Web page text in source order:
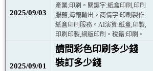
2025/09/03
產業:印刷。關鍵字:紙盒印刷,印刷
服務,海報輸出。商情字:印刷製作,
紙盒印刷服務。AI演算:紙盒,印製,
印刷印製,網版印刷。稅籍:印刷。
2025/09/01
請問彩色印刷多少錢
裝訂多少錢